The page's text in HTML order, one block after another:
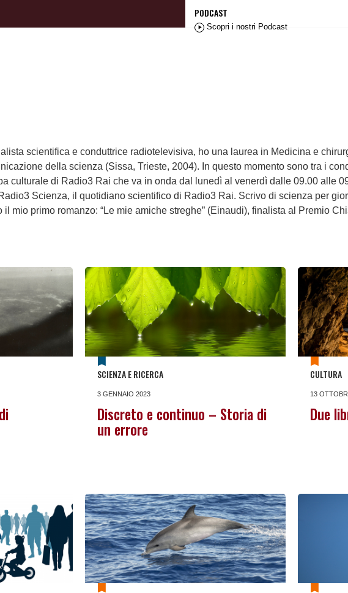
PODCAST
Scopri i nostri Podcast
scientifica e conduttrice radiotelevisiva, ho una laurea in Medicina e
della scienza (Sissa, Trieste, 2004). In questo momento sono tra i
culturale di Radio3 Rai che va in onda dal lunedì al venerdì dalle 09.00 alle
Scienza, il quotidiano scientifico di Radio3 Rai. Scrivo di scienza per
il mio primo romanzo: “Le mie amiche streghe” (Einaudi), finalista al Premio
SCIENZA E RICERCA
3 GENNAIO 2023
Discreto e continuo – Storia di
un errore
CULTURA
13
Due